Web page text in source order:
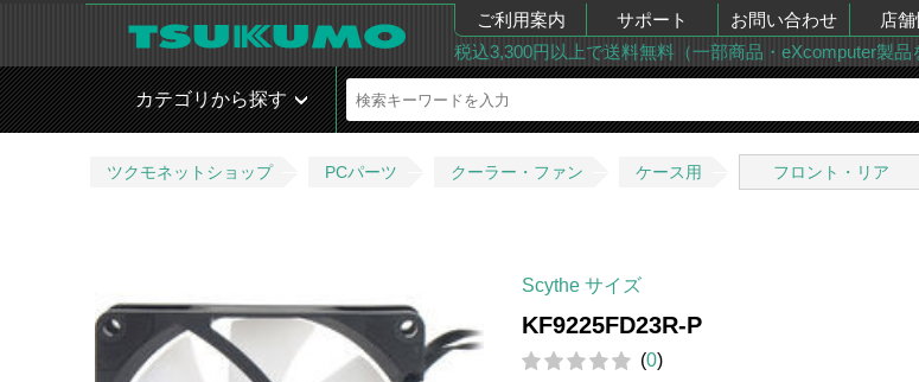
ご利用案内 サポート お問い合わせ 店
税込3,300円以上で送料無料（一部商品・eXcomputer製品
カテゴリから探す
ツクモネットショップ PCパーツ クーラー・ファン ケース用 フロント・リア
Scythe サイズ
KF9225FD23R-P
(0)